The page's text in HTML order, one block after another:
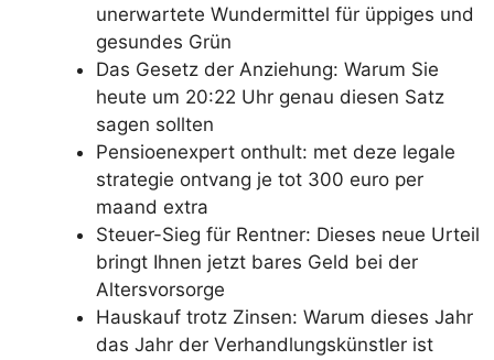
unerwartete Wundermittel für üppiges und
gesundes Grün
Das Gesetz der Anziehung: Warum Sie
heute um 20:22 Uhr genau diesen Satz
sagen sollten
Pensioenexpert onthult: met deze legale
strategie ontvang je tot 300 euro per
maand extra
Steuer-Sieg für Rentner: Dieses neue Urteil
bringt Ihnen jetzt bares Geld bei der
Altersvorsorge
Hauskauf trotz Zinsen: Warum dieses Jahr
das Jahr der Verhandlungskünstler ist